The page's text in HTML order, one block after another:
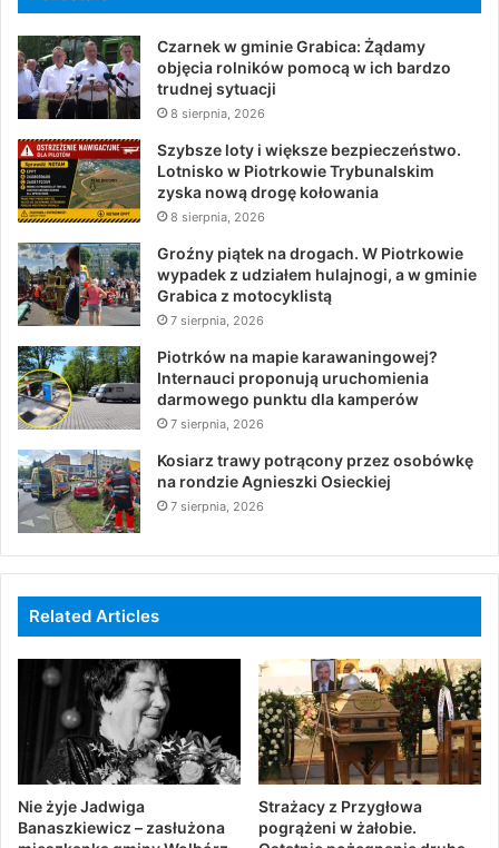
Czarnek w gminie Grabica: Żądamy
objęcia rolników pomocą w ich bardzo
trudnej sytuacji
8 sierpnia, 2026
Szybsze loty i większe bezpieczeństwo.
Lotnisko w Piotrkowie Trybunalskim
zyska nową drogę kołowania
8 sierpnia, 2026
Groźny piątek na drogach. W Piotrkowie
wypadek z udziałem hulajnogi, a w gminie
Grabica z motocyklistą
7 sierpnia, 2026
Piotrków na mapie karawaningowej?
Internauci proponują uruchomienia
darmowego punktu dla kamperów
7 sierpnia, 2026
Kosiarz trawy potrącony przez osobówkę
na rondzie Agnieszki Osieckiej
7 sierpnia, 2026
Related Articles
Nie żyje Jadwiga
Banaszkiewicz – zasłużona
Strażacy z Przygłowa
pogrążeni w żałobie.